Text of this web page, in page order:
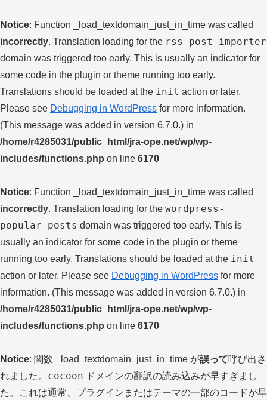
Notice: Function _load_textdomain_just_in_time was called
incorrectly. Translation loading for the rss-post-importer
domain was triggered too early. This is usually an indicator for
some code in the plugin or theme running too early.
Translations should be loaded at the init action or later.
Please see Debugging in WordPress for more information.
(This message was added in version 6.7.0.) in
/home/r4285031/public_html/jra-ope.net/wp/wp-
includes/functions.php on line 6170
Notice: Function _load_textdomain_just_in_time was called
incorrectly. Translation loading for the wordpress-
popular-posts domain was triggered too early. This is
usually an indicator for some code in the plugin or theme
running too early. Translations should be loaded at the init
action or later. Please see Debugging in WordPress for more
information. (This message was added in version 6.7.0.) in
/home/r4285031/public_html/jra-ope.net/wp/wp-
includes/functions.php on line 6170
Notice: 関数 _load_textdomain_just_in_time が誤って呼び出さ
れました。 cocoon ドメインの翻訳の読み込みが早すぎまし
た。これは通常、プラグインまたはテーマの一部のコードが早